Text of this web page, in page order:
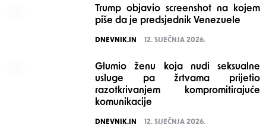
Trump objavio screenshot na kojem
piše da je predsjednik Venezuele
POSTED
DNEVNIK.IN 12. SIJEČNJA 2026.
Glumio ženu koja nudi seksualne
usluge pa žrtvama prijetio
razotkrivanjem kompromitirajuće
komunikacije
POSTED
DNEVNIK.IN 12. SIJEČNJA 2026.